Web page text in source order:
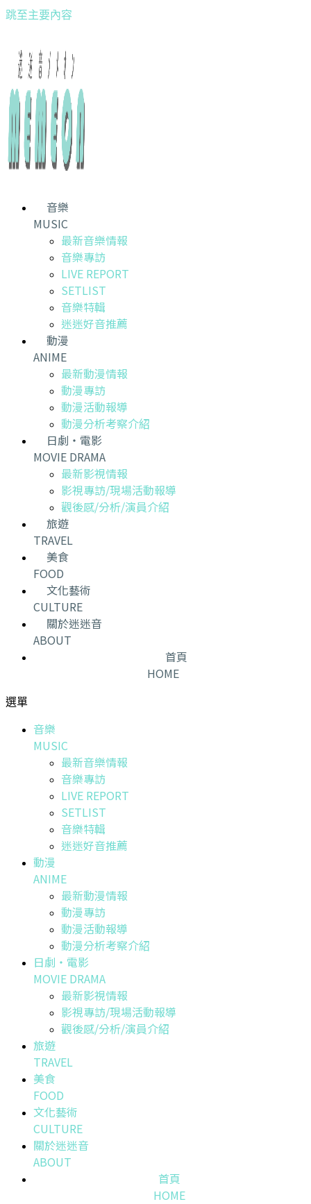
跳至主要內容
音樂
MUSIC
最新音樂情報
音樂專訪
LIVE REPORT
SETLIST
音樂特輯
迷迷好音推薦
動漫
ANIME
最新動漫情報
動漫專訪
動漫活動報導
動漫分析考察介紹
日劇・電影
MOVIE DRAMA
最新影視情報
影視專訪/現場活動報導
觀後感/分析/演員介紹
旅遊
TRAVEL
美食
FOOD
文化藝術
CULTURE
關於迷迷音
ABOUT
首頁
HOME
選單
音樂
MUSIC
最新音樂情報
音樂專訪
LIVE REPORT
SETLIST
音樂特輯
迷迷好音推薦
動漫
ANIME
最新動漫情報
動漫專訪
動漫活動報導
動漫分析考察介紹
日劇・電影
MOVIE DRAMA
最新影視情報
影視專訪/現場活動報導
觀後感/分析/演員介紹
旅遊
TRAVEL
美食
FOOD
文化藝術
CULTURE
關於迷迷音
ABOUT
首頁
HOME